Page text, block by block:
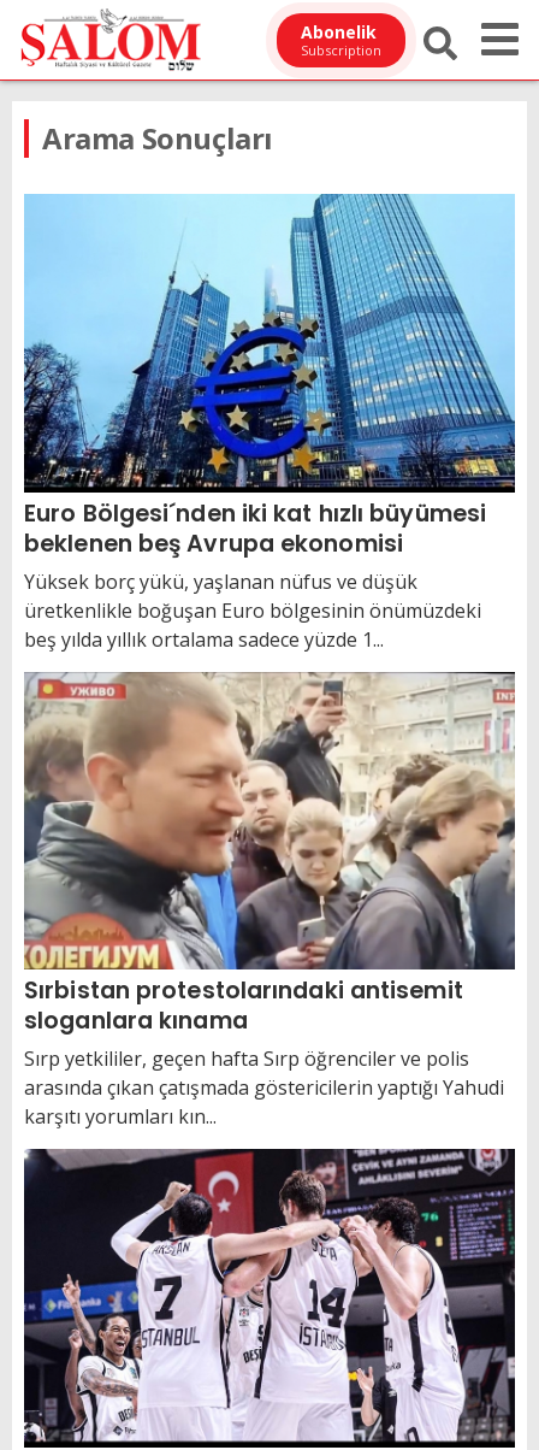
Abonelik
Subscription
Arama Sonuçları
Euro Bölgesi´nden iki kat hızlı büyümesi
beklenen beş Avrupa ekonomisi
Yüksek borç yükü, yaşlanan nüfus ve düşük
üretkenlikle boğuşan Euro bölgesinin önümüzdeki
beş yılda yıllık ortalama sadece yüzde 1...
Sırbistan protestolarındaki antisemit
sloganlara kınama
Sırp yetkililer, geçen hafta Sırp öğrenciler ve polis
arasında çıkan çatışmada göstericilerin yaptığı Yahudi
karşıtı yorumları kın...